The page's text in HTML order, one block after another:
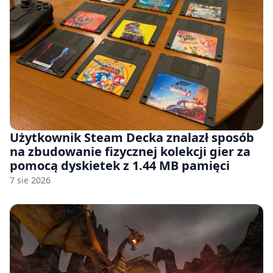
Użytkownik Steam Decka znalazł sposób
na zbudowanie fizycznej kolekcji gier za
pomocą dyskietek z 1.44 MB pamięci
7 sie 2026